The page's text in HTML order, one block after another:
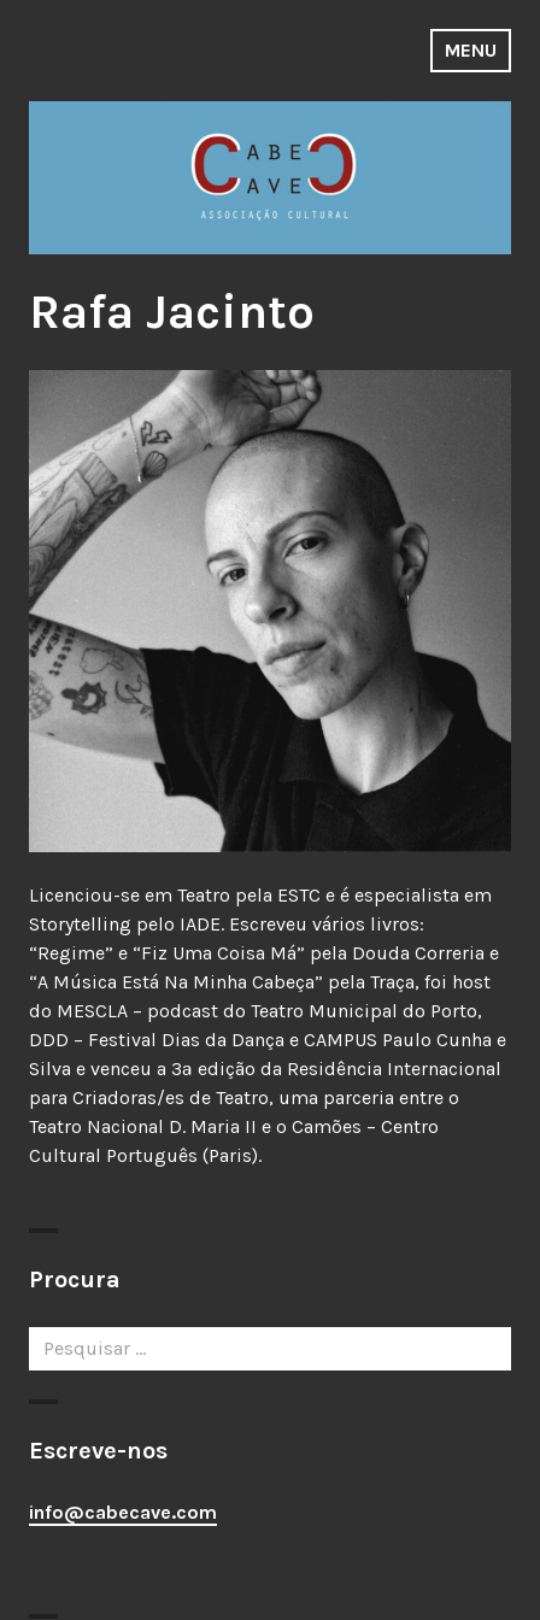
MENU
Rafa Jacinto
Licenciou-se em Teatro pela ESTC e é especialista em
Storytelling pelo IADE. Escreveu vários livros:
“Regime” e “Fiz Uma Coisa Má” pela Douda Correria e
“A Música Está Na Minha Cabeça” pela Traça, foi host
do MESCLA – podcast do Teatro Municipal do Porto,
DDD – Festival Dias da Dança e CAMPUS Paulo Cunha e
Silva e venceu a 3ª edição da Residência Internacional
para Criadoras/es de Teatro, uma parceria entre o
Teatro Nacional D. Maria II e o Camões – Centro
Cultural Português (Paris).
Procura
Pesquisar
por:
Escreve-nos
info@cabecave.com